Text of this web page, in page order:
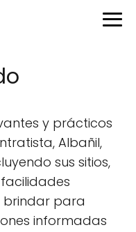
y prácticos
Albañil,
sus sitios,
facilidades
brindar para
informadas